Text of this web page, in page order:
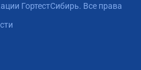
ГортестСибирь. Все права